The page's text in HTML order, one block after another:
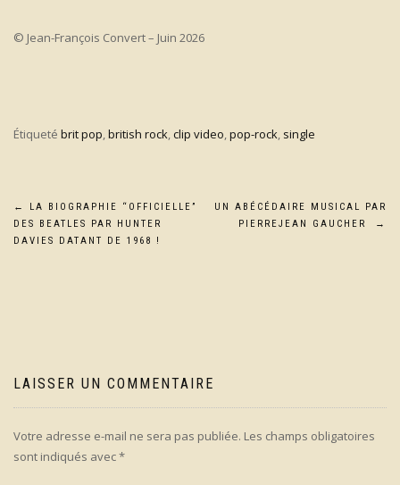
© Jean-François Convert – Juin 2026
Étiqueté brit pop,british rock,clip video,pop-rock, single
Navigation
de
←
LA BIOGRAPHIE “OFFICIELLE”
DES BEATLES PAR HUNTER
DAVIES DATANT DE 1968 !
UN ABÉCÉDAIRE MUSICAL PAR
PIERREJEAN GAUCHER
→
LAISSER UN COMMENTAIRE
Votre adresse e-mail ne sera pas publiée. Les champs obligatoires
sont indiqués avec*